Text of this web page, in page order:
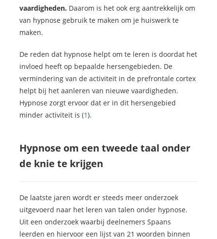
vaardigheden. Daarom is het ook erg aantrekkelijk om
van hypnose gebruik te maken om je huiswerk te
maken.
De reden dat hypnose helpt om te leren is doordat het
invloed heeft op bepaalde hersengebieden. De
vermindering van de activiteit in de prefrontale cortex
helpt bij het aanleren van nieuwe vaardigheden.
Hypnose zorgt ervoor dat er in dit hersengebied
minder activiteit is (1).
Hypnose om een tweede taal onder
de knie te krijgen
De laatste jaren wordt er steeds meer onderzoek
uitgevoerd naar het leren van talen onder hypnose.
Uit een onderzoek waarbij deelnemers Spaans
leerden en hiervoor een lijst van 21 woorden binnen